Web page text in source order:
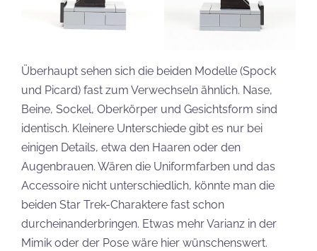
Überhaupt sehen sich die beiden Modelle (Spock
und Picard) fast zum Verwechseln ähnlich. Nase,
Beine, Sockel, Oberkörper und Gesichtsform sind
identisch. Kleinere Unterschiede gibt es nur bei
einigen Details, etwa den Haaren oder den
Augenbrauen. Wären die Uniformfarben und das
Accessoire nicht unterschiedlich, könnte man die
beiden Star Trek-Charaktere fast schon
durcheinanderbringen. Etwas mehr Varianz in der
Mimik oder der Pose wäre hier wünschenswert.